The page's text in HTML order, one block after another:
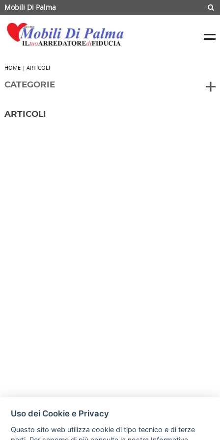
Mobili Di Palma
HOME| ARTICOLI
CATEGORIE
ARTICOLI
Uso dei Cookie e Privacy
Questo sito web utilizza cookie di tipo tecnico e di terze